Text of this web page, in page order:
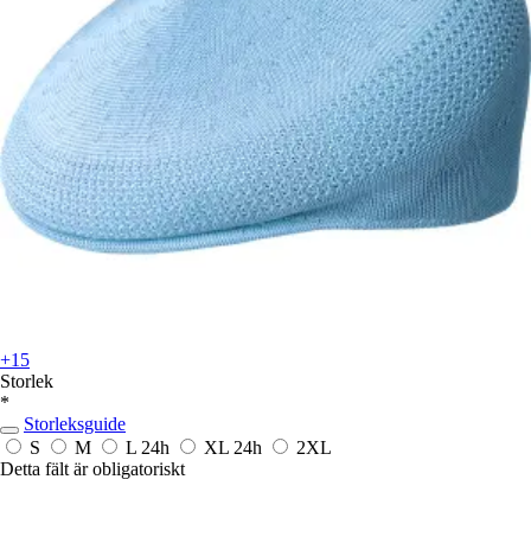
+15
Storlek
*
Storleksguide
S
M L 24h XL 24h
2XL
Detta fält är obligatoriskt